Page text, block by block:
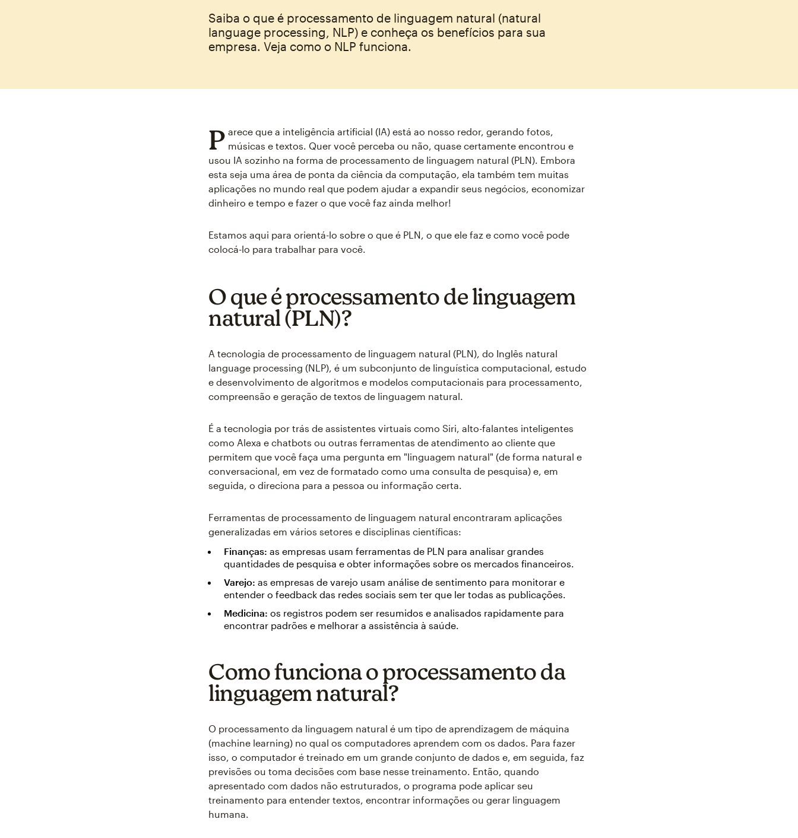
Saiba o que é processamento de linguagem natural (natural
language processing, NLP) e conheça os benefícios para sua
empresa. Veja como o NLP funciona.
P arece que a inteligência artificial (IA) está ao nosso redor, gerando fotos,
músicas e textos. Quer você perceba ou não, quase certamente encontrou e
usou IA sozinho na forma de processamento de linguagem natural (PLN). Embora
esta seja uma área de ponta da ciência da computação, ela também tem muitas
aplicações no mundo real que podem ajudar a expandir seus negócios, economizar
dinheiro e tempo e fazer o que você faz ainda melhor!
Estamos aqui para orientá-lo sobre o que é PLN, o que ele faz e como você pode
colocá-lo para trabalhar para você.
O que é processamento de linguagem
natural (PLN)?
A tecnologia de processamento de linguagem natural (PLN), do Inglês natural
language processing (NLP), é um subconjunto de linguística computacional, estudo
e desenvolvimento de algoritmos e modelos computacionais para processamento,
compreensão e geração de textos de linguagem natural.
É a tecnologia por trás de assistentes virtuais como Siri, alto-falantes inteligentes
como Alexa e chatbots ou outras ferramentas de atendimento ao cliente que
permitem que você faça uma pergunta em "linguagem natural" (de forma natural e
conversacional, em vez de formatado como uma consulta de pesquisa) e, em
seguida, o direciona para a pessoa ou informação certa.
Ferramentas de processamento de linguagem natural encontraram aplicações
generalizadas em vários setores e disciplinas científicas:
Finanças: as empresas usam ferramentas de PLN para analisar grandes
quantidades de pesquisa e obter informações sobre os mercados financeiros.
Varejo: as empresas de varejo usam análise de sentimento para monitorar e
entender o feedback das redes sociais sem ter que ler todas as publicações.
Medicina: os registros podem ser resumidos e analisados rapidamente para
encontrar padrões e melhorar a assistência à saúde.
Como funciona o processamento da
linguagem natural?
O processamento da linguagem natural é um tipo de aprendizagem de máquina
(machine learning) no qual os computadores aprendem com os dados. Para fazer
isso, o computador é treinado em um grande conjunto de dados e, em seguida, faz
previsões ou toma decisões com base nesse treinamento. Então, quando
apresentado com dados não estruturados, o programa pode aplicar seu
treinamento para entender textos, encontrar informações ou gerar linguagem
humana.